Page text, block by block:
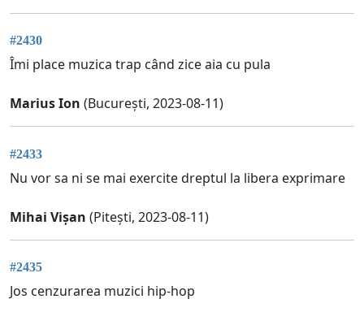
#2430
Îmi place muzica trap când zice aia cu pula
Marius Ion (București, 2023-08-11)
#2433
Nu vor sa ni se mai exercite dreptul la libera exprimare
Mihai Vișan (Pitești, 2023-08-11)
#2435
Jos cenzurarea muzici hip-hop